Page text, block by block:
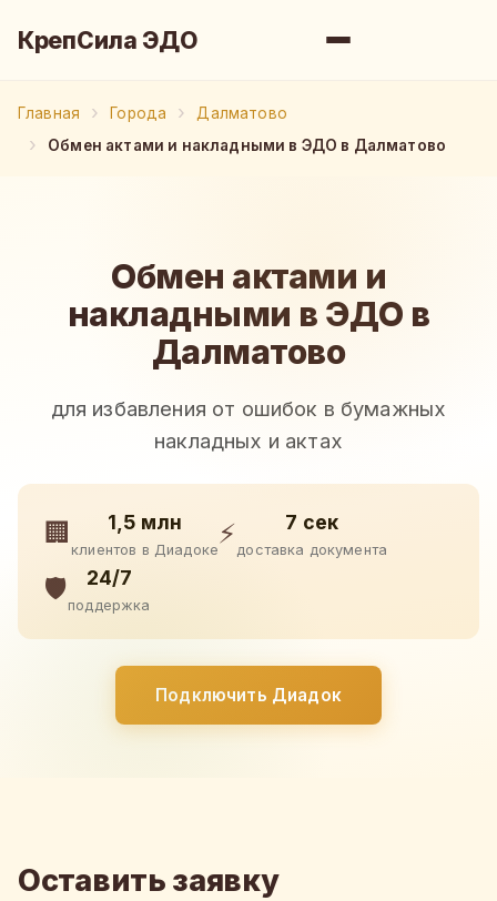
КрепСила ЭДО
Главная Города
Далматово
Обмен актами и накладными в ЭДО в Далматово
Обмен актами и
накладными в ЭДО в
Далматово
для избавления от ошибок в бумажных
накладных и актах
🏢 1,5 млн
клиентов в Диадоке
⚡ 7 сек
доставка документа
🛡️ 24/7
поддержка
Подключить Диадок
Оставить заявку